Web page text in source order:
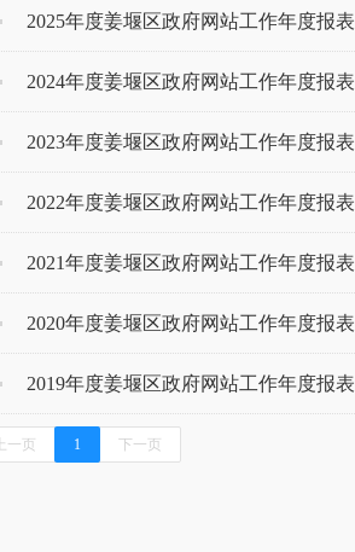
2025年度姜堰区政府网站工作年度报表
2024年度姜堰区政府网站工作年度报表
2023年度姜堰区政府网站工作年度报表
2022年度姜堰区政府网站工作年度报表
2021年度姜堰区政府网站工作年度报表
2020年度姜堰区政府网站工作年度报表
2019年度姜堰区政府网站工作年度报表
上一页 1 下一页